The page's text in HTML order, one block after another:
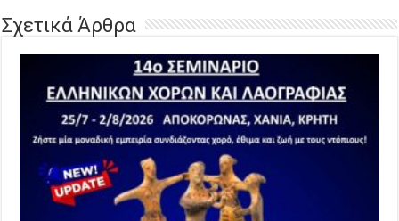
Σχετικά Άρθρα